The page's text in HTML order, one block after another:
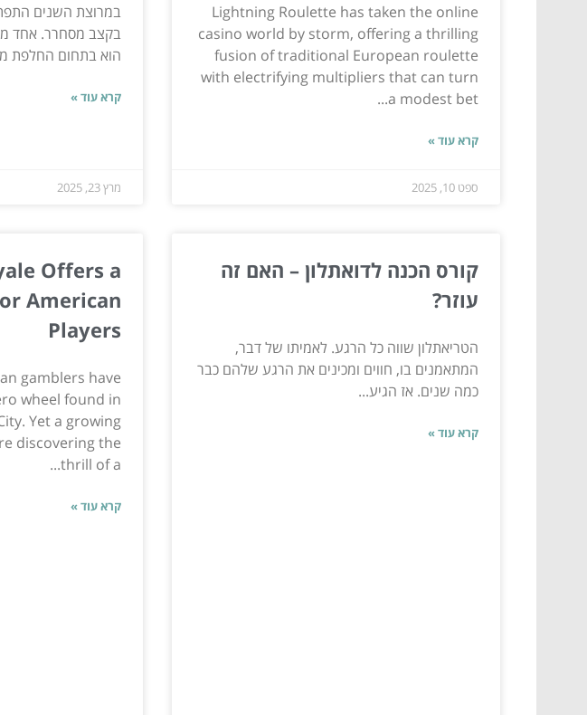
Lightning Roulette has taken the online
casino world by storm, offering a thrilling
fusion of traditional European roulette
with electrifying multipliers that can turn
a modest bet...
קרא עוד »
ספט 10, 2025
במרוצת השנים
בקצב מסחרר. אחד
הוא בתחום החלפת
קרא עוד »
מרץ 23, 2025
קורס הכנה לדואתלון – האם זה
עוזר?
הטריאתלון שווה כל הרגע. לאמיתו של דבר,
המתאמנים בו, חווים ומכינים את הרגע שלהם כבר
כמה שנים. אז הגיע...
קרא עוד »
Offers a
American
Players
gamblers have
wheel found in
Yet a growing
discovering the
thrill of a...
קרא עוד »